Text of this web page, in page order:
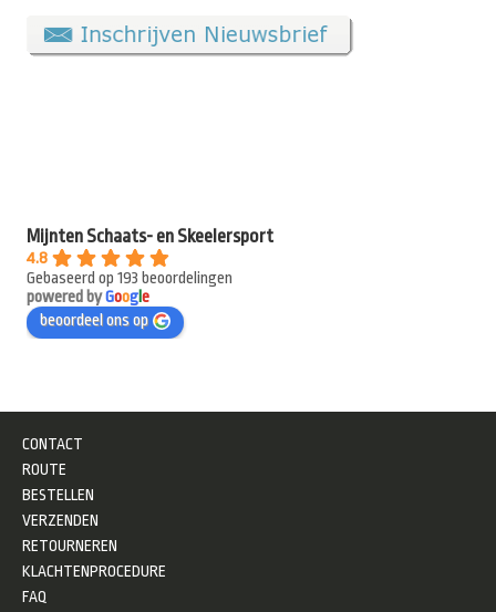
Mijnten Schaats- en Skeelersport
4.8
Gebaseerd op 193 beoordelingen
powered byGooge
beoordeel ons op
CONTACT
ROUTE
BESTELLEN
VERZENDEN
RETOURNEREN
KLACHTENPROCEDURE
FAQ